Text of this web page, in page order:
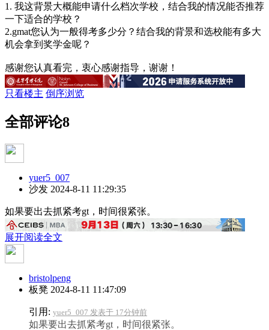
1. 我这背景大概能申请什么档次学校，结合我的情况能否推荐
一下适合的学校？
2.gmat您认为一般得考多少分？结合我的背景和选校能有多大
机会拿到奖学金呢？
感谢您认真看完，衷心感谢指导，谢谢！
只看楼主 倒序浏览
全部评论8
yuer5_007
沙发 2024-8-11 11:29:35
如果要出去抓紧考gt，时间很紧张。
展开阅读全文
bristolpeng
板凳 2024-8-11 11:47:09
引用: yuer5_007 发表于 17分钟前
如果要出去抓紧考gt，时间很紧张。